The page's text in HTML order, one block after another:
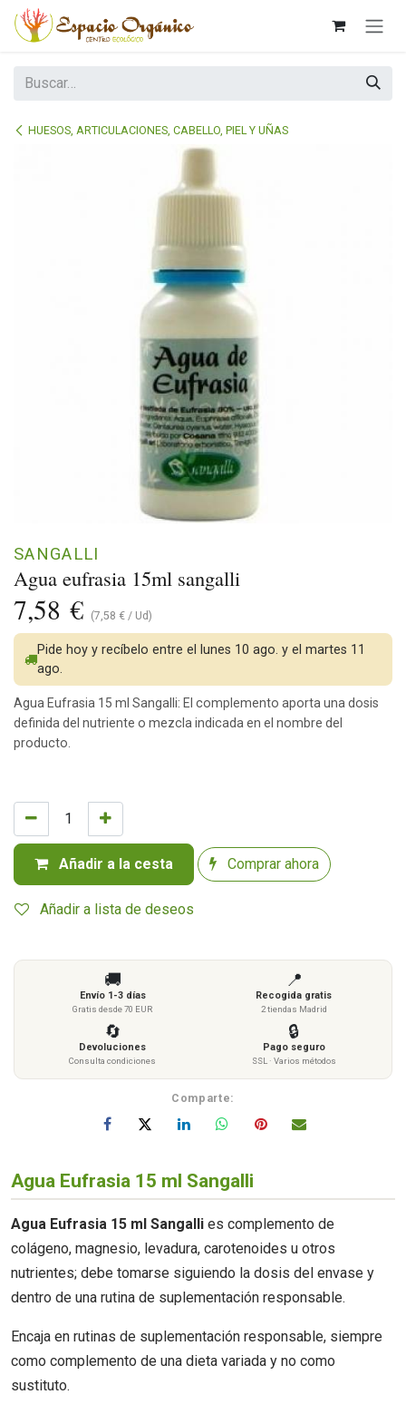
Ir al contenido
HUESOS, ARTICULACIONES, CABELLO, PIEL Y UÑAS
Agua eufrasia 15ml sangalli
SANGALLI
7,58 € (7,58 € / Ud)
Añadir a la cesta Comprar ahora
Añadir a lista de deseos
Pide hoy y recíbelo entre el lunes 10 ago. y el martes 11
ago.
Agua Eufrasia 15 ml Sangalli: El complemento aporta una dosis
definida del nutriente o mezcla indicada en el nombre del
producto.
🚚
Envío 1-3 días
Gratis desde 70 EUR
📍
Recogida gratis
2 tiendas Madrid
🔄
Devoluciones
Consulta condiciones
🔒
Pago seguro
SSL · Varios métodos
Comparte:
Agua Eufrasia 15 ml Sangalli
Agua Eufrasia 15 ml Sangalli es complemento de
colágeno, magnesio, levadura, carotenoides u otros
nutrientes; debe tomarse siguiendo la dosis del envase y
dentro de una rutina de suplementación responsable.
Encaja en rutinas de suplementación responsable, siempre
como complemento de una dieta variada y no como
sustituto.